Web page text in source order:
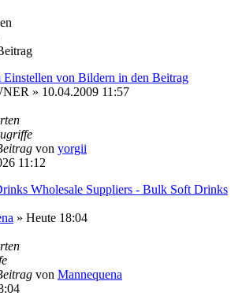
von Bildern in den Beitrag
» 10.04.2009 11:57
von yorgii
11:12
Wholesale Suppliers - Bulk Soft Drinks
» Heute 18:04
von Mannequena